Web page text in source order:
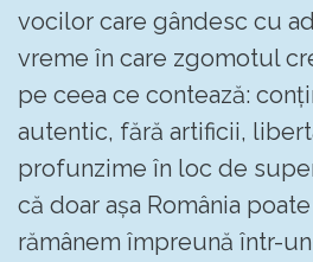
vocilor care gândesc cu
vreme în care zgomotul
pe ceea ce contează:
autentic, fără artificii,
profunzime în loc de
că doar așa România
rămânem împreună într-